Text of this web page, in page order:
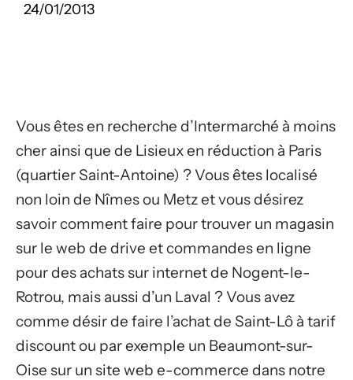
24/01/2013
Vous êtes en recherche d’Intermarché à moins
cher ainsi que de Lisieux en réduction à Paris
(quartier Saint-Antoine) ? Vous êtes localisé
non loin de Nîmes ou Metz et vous désirez
savoir comment faire pour trouver un magasin
sur le web de drive et commandes en ligne
pour des achats sur internet de Nogent-le-
Rotrou, mais aussi d’un Laval ? Vous avez
comme désir de faire l’achat de Saint-Lô à tarif
discount ou par exemple un Beaumont-sur-
Oise sur un site web e-commerce dans notre